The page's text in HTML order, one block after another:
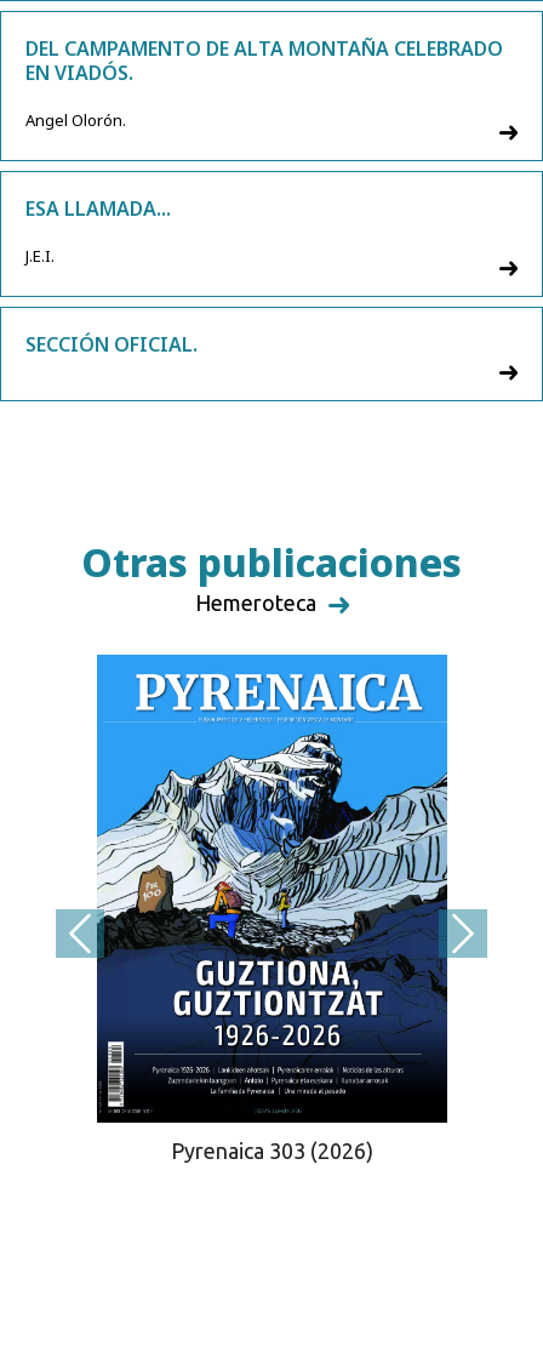
DEL CAMPAMENTO DE ALTA MONTAÑA CELEBRADO
EN VIADÓS.
Angel Olorón.
ESA LLAMADA...
J.E.I.
SECCIÓN OFICIAL.
Otras publicaciones
Hemeroteca
Pyrenaica 303 (2026)